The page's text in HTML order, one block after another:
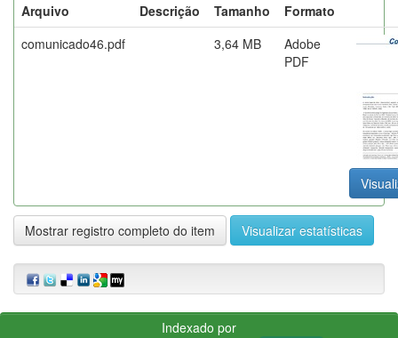
Arquivo
Descrição Tamanho
Formato
comunicado46.pdf
3,64 MB
Adobe
PDF
Mostrar registro completo do item Visualizar estatísticas
Indexado por